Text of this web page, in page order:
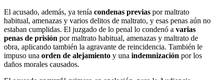
El acusado, además, ya tenía condenas previas por maltrato
habitual, amenazas y varios delitos de maltrato, y esas penas aún no
estaban cumplidas. El juzgado de lo penal lo condenó a varias
penas de prisión por maltrato habitual, amenazas y maltrato de
obra, aplicando también la agravante de reincidencia. También le
impuso una orden de alejamiento y una indemnización por los
daños morales causados.